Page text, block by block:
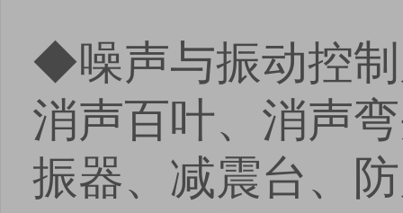
◆噪声与振动控
消声百叶、消声
振器、减震台、